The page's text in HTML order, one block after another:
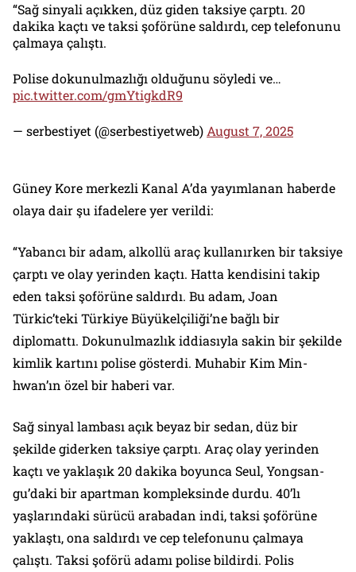
“Sağ sinyali açıkken, düz giden taksiye çarptı. 20
dakika kaçtı ve taksi şoförüne saldırdı, cep telefonunu
çalmaya çalıştı.
Polise dokunulmazlığı olduğunu söyledi ve…
pic.twitter.com/gmYtigkdR9
— serbestiyet (@serbestiyetweb)August 7, 2025
Güney Kore merkezli Kanal A’da yayımlanan haberde
olaya dair şu ifadelere yer verildi:
“Yabancı bir adam, alkollü araç kullanırken bir taksiye
çarptı ve olay yerinden kaçtı. Hatta kendisini takip
eden taksi şoförüne saldırdı. Bu adam, Joan
Türkic’teki Türkiye Büyükelçiliği’ne bağlı bir
diplomattı. Dokunulmazlık iddiasıyla sakin bir şekilde
kimlik kartını polise gösterdi. Muhabir Kim Min-
hwan’ın özel bir haberi var.
Sağ sinyal lambası açık beyaz bir sedan, düz bir
şekilde giderken taksiye çarptı. Araç olay yerinden
kaçtı ve yaklaşık 20 dakika boyunca Seul, Yongsan-
gu’daki bir apartman kompleksinde durdu. 40’lı
yaşlarındaki sürücü arabadan indi, taksi şoförüne
yaklaştı, ona saldırdı ve cep telefonunu çalmaya
çalıştı. Taksi şoförü adamı polise bildirdi. Polis